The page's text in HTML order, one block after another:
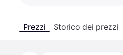
Prezzi Storico dei prezzi